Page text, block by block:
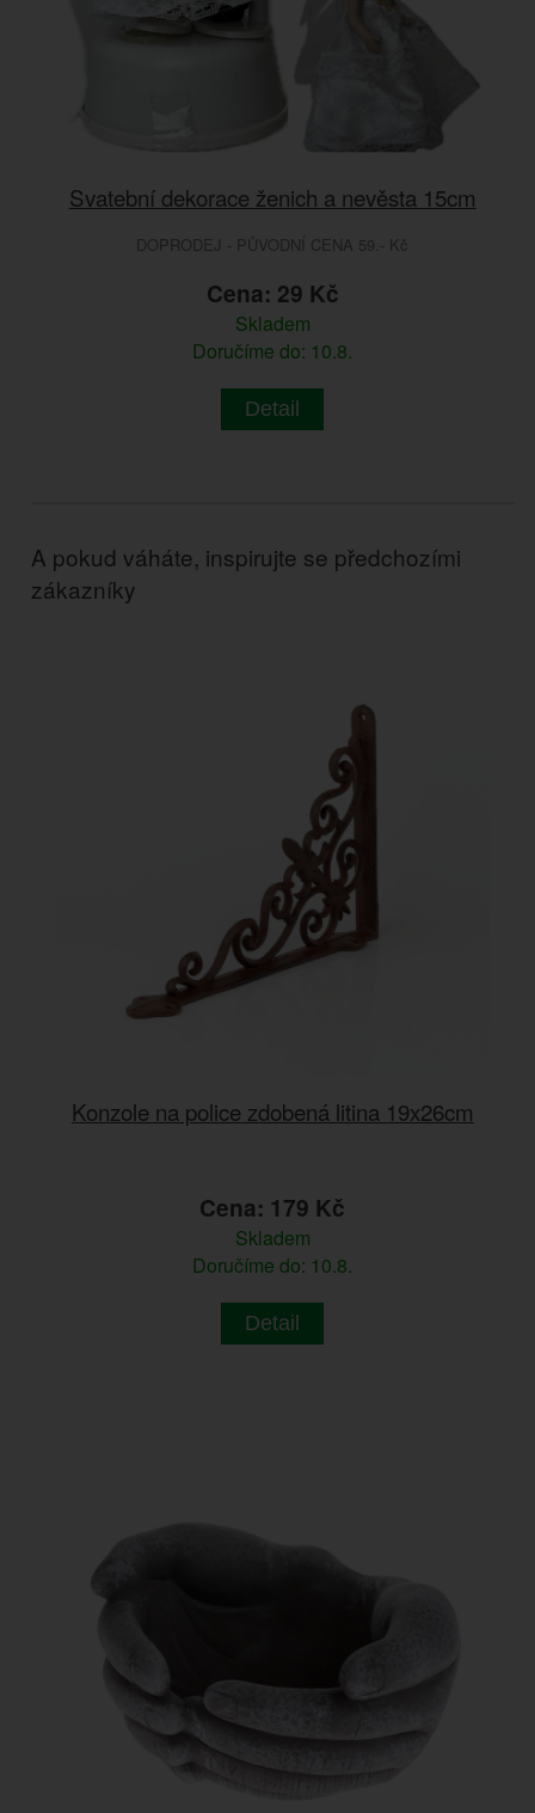
Svatební dekorace ženich a nevěsta 15cm
DOPRODEJ - PŮVODNÍ CENA 59.- Kč
Cena: 29 Kč
Skladem
Doručíme do: 10.8.
Detail
A pokud váháte, inspirujte se předchozími
zákazníky
Konzole na police zdobená litina 19x26cm
Cena: 179 Kč
Skladem
Doručíme do: 10.8.
Detail